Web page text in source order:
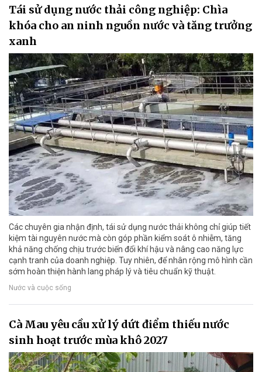
Tái sử dụng nước thải công nghiệp: Chìa
khóa cho an ninh nguồn nước và tăng trưởng
xanh
Các chuyên gia nhận định, tái sử dụng nước thải không chỉ giúp tiết
kiệm tài nguyên nước mà còn góp phần kiểm soát ô nhiễm, tăng
khả năng chống chịu trước biến đổi khí hậu và nâng cao năng lực
cạnh tranh của doanh nghiệp. Tuy nhiên, để nhân rộng mô hình cần
sớm hoàn thiện hành lang pháp lý và tiêu chuẩn kỹ thuật.
Nước và cuộc sống
Cà Mau yêu cầu xử lý dứt điểm thiếu nước
sinh hoạt trước mùa khô 2027